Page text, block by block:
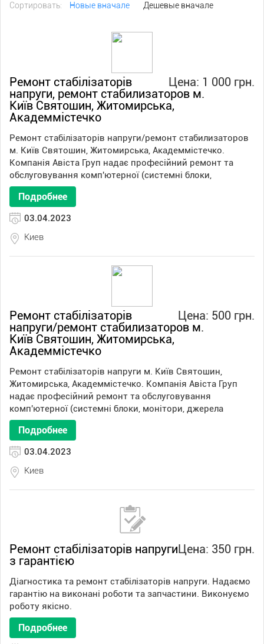
Сортировать: Новые вначале Дешевые вначале
Цена: 1 000 грн.
Ремонт стабілізаторів
напруги, ремонт стабилизаторов м.
Київ Святошин, Житомирська,
Академмістечко
Ремонт стабілізаторів напруги/ремонт стабилизаторов
м. Київ Святошин, Житомирська, Академмістечко.
Компанія Авіста Груп надає професійний ремонт та
обслуговування комп'ютерної (системні блоки,
Подробнее
03.04.2023
Киев
Цена: 500 грн.
Ремонт стабілізаторів
напруги/ремонт стабилизаторов м.
Київ Святошин, Житомирська,
Академмістечко
Ремонт стабілізаторів напруги м. Київ Святошин,
Житомирська, Академмістечко. Компанія Авіста Груп
надає професійний ремонт та обслуговування
комп'ютерної (системні блоки, монітори, джерела
Подробнее
03.04.2023
Киев
Цена: 350 грн.
Ремонт стабілізаторів напруги
з гарантією
Діагностика та ремонт стабілізаторів напруги. Надаємо
гарантію на виконані роботи та запчастини. Виконуємо
роботу якісно.
Подробнее